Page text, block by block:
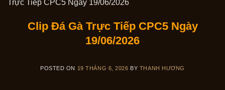
Trực Tiếp CPC5 Ngày 19/06/2026
Clip Đá Gà Trực Tiếp CPC5 Ngày
19/06/2026
POSTED ON 19 THÁNG 6, 2026 BY THANH HƯƠNG